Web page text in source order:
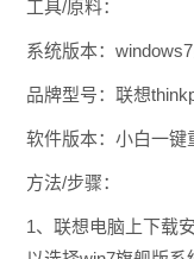
工具/原料：
系统版本：
品牌型号：联想
软件版本：小白一键
方法/步骤：
1、联想电脑上下载